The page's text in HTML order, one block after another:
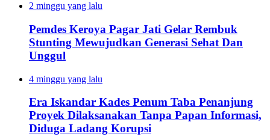
2 minggu yang lalu
Pemdes Keroya Pagar Jati Gelar Rembuk
Stunting Mewujudkan Generasi Sehat Dan
Unggul
4 minggu yang lalu
Era Iskandar Kades Penum Taba Penanjung
Proyek Dilaksanakan Tanpa Papan Informasi,
Diduga Ladang Korupsi